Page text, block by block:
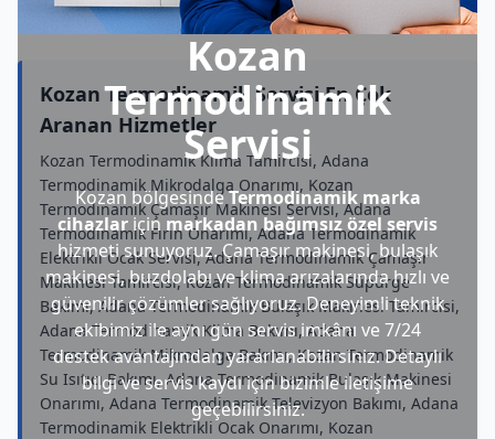
Kozan
Termodinamik
Servisi
Kozan bölgesindeTermodinamik marka
cihazlar için markadan bağımsız özel servis
hizmeti sunuyoruz. Çamaşır makinesi, bulaşık
makinesi, buzdolabı ve klima arızalarında hızlı ve
güvenilir çözümler sağlıyoruz. Deneyimli teknik
ekibimiz ile aynı gün servis imkânı ve 7/24
destek avantajından yararlanabilirsiniz. Detaylı
bilgi ve servis kaydı için bizimle iletişime
geçebilirsiniz.
Kozan Termodinamik Servisi En Çok
Aranan Hizmetler
Kozan Termodinamik Klima Tamircisi, Adana
Termodinamik Mikrodalga Onarımı, Kozan
Termodinamik Çamaşır Makinesi Servisi, Adana
Termodinamik Fırın Onarımı, Adana Termodinamik
Elektrikli Ocak Servisi, Adana Termodinamik Çamaşır
Makinesi Tamircisi, Kozan Termodinamik Süpürge
Bakımı, Adana Termodinamik Bulaşık Makinesi Tamircisi,
Adana Termodinamik Klima Bakımı, Adana
Termodinamik Mikrodalga Bakımı, Kozan Termodinamik
Su Isıtıcı Bakımı, Adana Termodinamik Bulaşık Makinesi
Onarımı, Adana Termodinamik Televizyon Bakımı, Adana
Termodinamik Elektrikli Ocak Onarımı, Kozan